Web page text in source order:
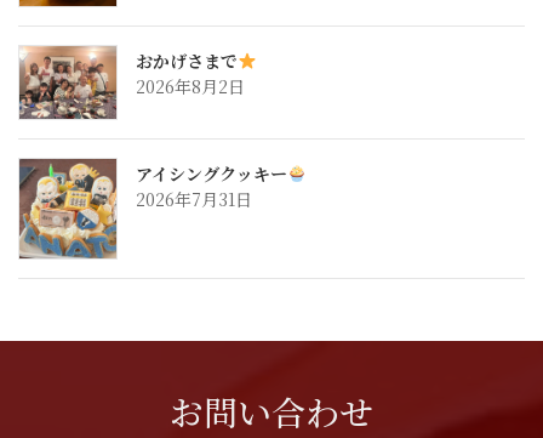
おかげさまで
2026年8月2日
アイシングクッキー
2026年7月31日
お問い合わせ